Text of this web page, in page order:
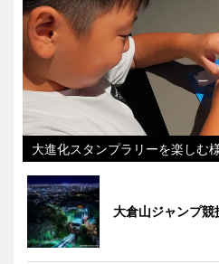
大進化スタンプラリーを楽しむ
大倉山ジャンプ競